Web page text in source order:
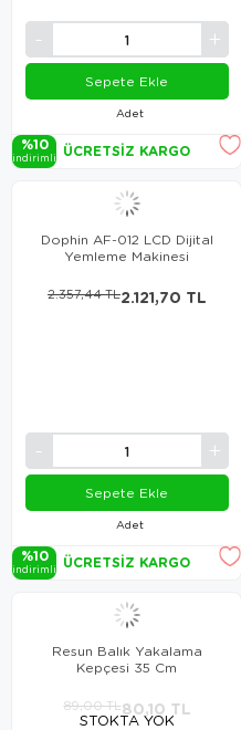
Adet
Sepete Ekle
%10
i̇ndi̇ri̇mli̇ ÜCRETSIZ KARGO
Dophin AF-012 LCD Dijital
Yemleme Makinesi
Adet
2.121,70 TL
2.357,44 TL
Sepete Ekle
%10
i̇ndi̇ri̇mli̇ ÜCRETSIZ KARGO
STOKTA YOK
Resun Balık Yakalama
Kepçesi 35 Cm
80,10 TL
89,00 TL